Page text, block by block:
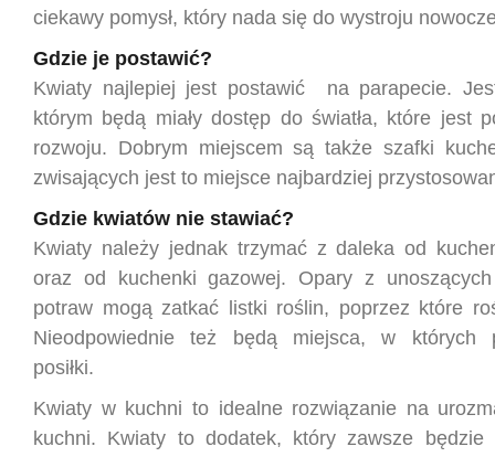
ciekawy pomysł, który nada się do wystroju
Gdzie je postawić?
Kwiaty najlepiej jest postawić na parapecie.
którym będą miały dostęp do światła, które jest
rozwoju. Dobrym miejscem są także szafki
zwisających jest to miejsce najbardziej
Gdzie kwiatów nie stawiać?
Kwiaty należy jednak trzymać z daleka od
oraz od kuchenki gazowej. Opary z
potraw mogą zatkać listki roślin, poprzez które
Nieodpowiednie też będą miejsca, w których
posiłki.
Kwiaty w kuchni to idealne rozwiązanie na
kuchni. Kwiaty to dodatek, który zawsze będzie